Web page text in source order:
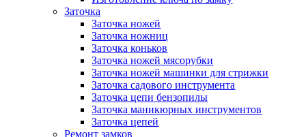
Заточка
Заточка ножей
Заточка ножниц
Заточка коньков
Заточка ножей мясорубки
Заточка ножей машинки для стрижки
Заточка садового инструмента
Заточка цепи бензопилы
Заточка маникюрных инструментов
Заточка цепей
Ремонт замков